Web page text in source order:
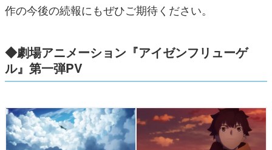
作の今後の続報にもぜひご期待ください。
◆劇場アニメーション『アイゼンフリューゲ
ル』第一弾PV